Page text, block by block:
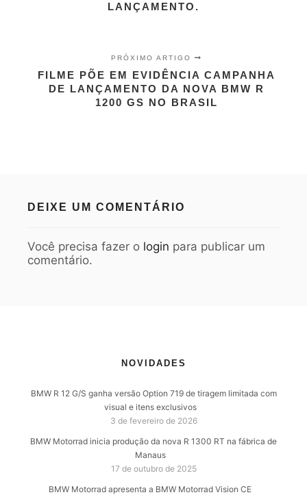
LANÇAMENTO.
PRÓXIMO ARTIGO
FILME PÕE EM EVIDÊNCIA CAMPANHA
DE LANÇAMENTO DA NOVA BMW R
1200 GS NO BRASIL
DEIXE UM COMENTÁRIO
Você precisa fazer o login para publicar um
comentário.
NOVIDADES
BMW R 12 G/S ganha versão Option 719 de tiragem limitada com
visual e itens exclusivos
3 de fevereiro de 2026
BMW Motorrad inicia produção da nova R 1300 RT na fábrica de
Manaus
17 de outubro de 2025
BMW Motorrad apresenta a BMW Motorrad Vision CE